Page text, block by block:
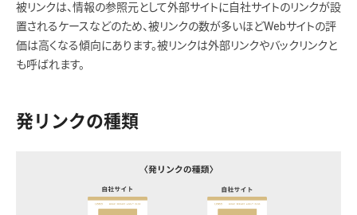
被リンクは、情報の参照元として外部サイトに自社サイトのリンクが設
置されるケースなどのため、被リンクの数が多いほどWebサイトの評
価は高くなる傾向にあります。被リンクは外部リンクやバックリンクと
も呼ばれます。
発リンクの種類